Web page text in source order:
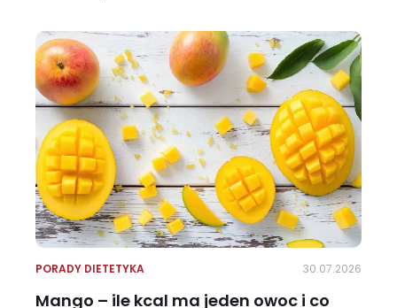
PORADY DIETETYKA 30.07.2026
Mango – ile kcal ma jeden owoc i co